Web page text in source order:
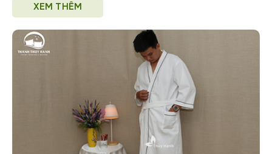
XEM THÊM